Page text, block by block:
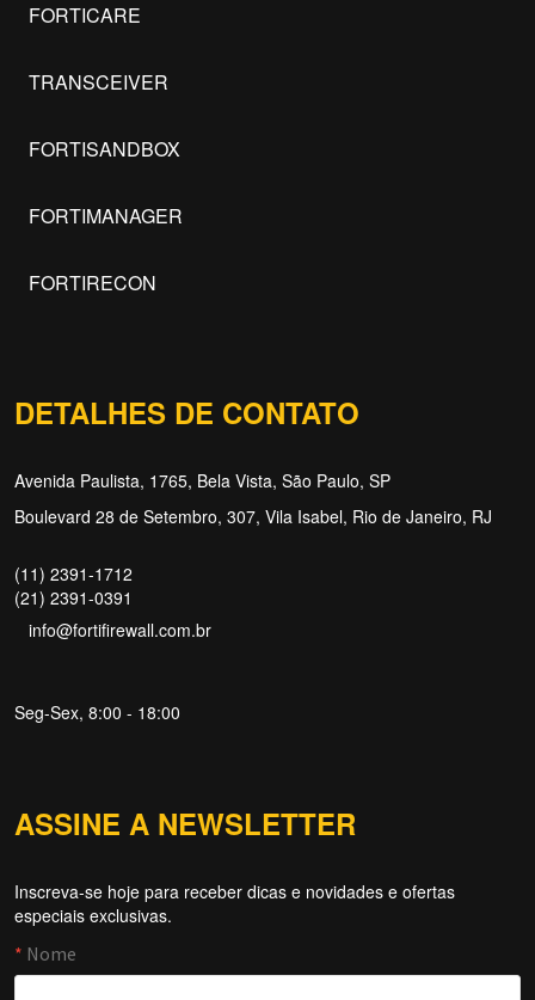
FORTICARE
TRANSCEIVER
FORTISANDBOX
FORTIMANAGER
FORTIRECON
DETALHES DE CONTATO
Avenida Paulista, 1765, Bela Vista, São Paulo, SP
Boulevard 28 de Setembro, 307, Vila Isabel, Rio de Janeiro, RJ
(11) 2391-1712
(21) 2391-0391
info@fortifirewall.com.br
Seg-Sex, 8:00 - 18:00
ASSINE A NEWSLETTER
Inscreva-se hoje para receber dicas e novidades e ofertas
especiais exclusivas.
Forti Firewall